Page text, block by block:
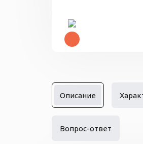
Описание
Вопрос-ответ